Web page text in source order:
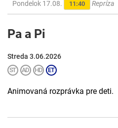
Pondelok 17.08. 11:40 Repríza
Pa a Pi
Streda 3.06.2026
Animovaná rozprávka pre deti.